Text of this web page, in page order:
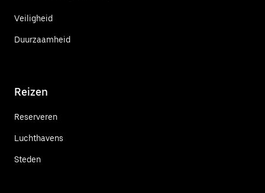
Veiligheid
Duurzaamheid
Reizen
Reserveren
Luchthavens
Steden